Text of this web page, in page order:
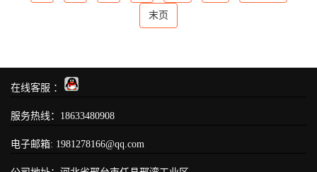
末页
在线客服 ：
服务热线： 18633480908
电子邮箱: 1981278166@qq.com